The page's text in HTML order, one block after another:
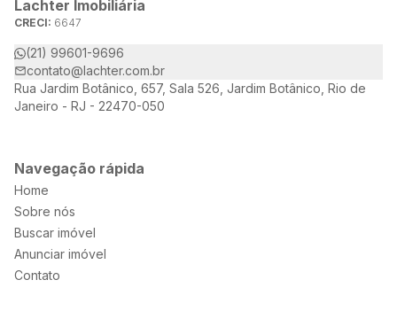
Lachter Imobiliária
CRECI: 6647
(21) 99601-9696
contato@lachter.com.br
Rua Jardim Botânico, 657, Sala 526, Jardim Botânico, Rio de
Janeiro - RJ - 22470-050
Navegação rápida
Home
Sobre nós
Buscar imóvel
Anunciar imóvel
Contato